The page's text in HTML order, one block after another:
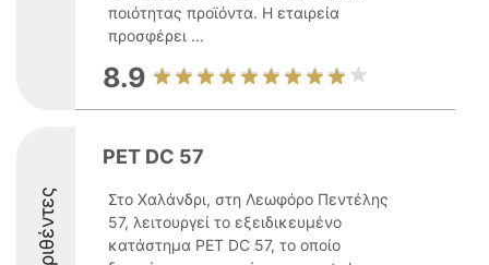
ποιότητας προϊόντα. Η εταιρεία
προσφέρει ...
8.9
PET DC 57
Στο Χαλάνδρι, στη Λεωφόρο Πεντέλης
57, λειτουργεί το εξειδικευμένο
κατάστημα PET DC 57, το οποίο